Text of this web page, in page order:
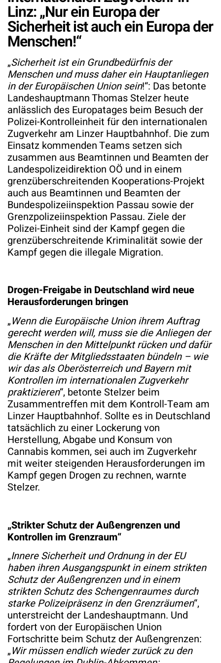
Linz: „Nur ein Europa der
Sicherheit ist auch ein Europa der
Menschen!“
„Sicherheit ist ein Grundbedürfnis der
Menschen und muss daher ein Hauptanliegen
in der Europäischen Union sein!“: Das betonte
Landeshauptmann Thomas Stelzer heute
anlässlich des Europatages beim Besuch der
Polizei-Kontrolleinheit für den internationalen
Zugverkehr am Linzer Hauptbahnhof. Die zum
Einsatz kommenden Teams setzen sich
zusammen aus Beamtinnen und Beamten der
Landespolizeidirektion OÖ und in einem
grenzüberschreitenden Kooperations-Projekt
auch aus Beamtinnen und Beamten der
Bundespolizeiinspektion Passau sowie der
Grenzpolizeiinspektion Passau. Ziele der
Polizei-Einheit sind der Kampf gegen die
grenzüberschreitende Kriminalität sowie der
Kampf gegen die illegale Migration.
Drogen-Freigabe in Deutschland wird neue
Herausforderungen bringen
„Wenn die Europäische Union ihrem Auftrag
gerecht werden will, muss sie die Anliegen der
Menschen in den Mittelpunkt rücken und dafür
die Kräfte der Mitgliedsstaaten bündeln – wie
wir das als Oberösterreich und Bayern mit
Kontrollen im internationalen Zugverkehr
praktizieren“, betonte Stelzer beim
Zusammentreffen mit dem Kontroll-Team am
Linzer Hauptbahnhof. Sollte es in Deutschland
tatsächlich zu einer Lockerung von
Herstellung, Abgabe und Konsum von
Cannabis kommen, sei auch im Zugverkehr
mit weiter steigenden Herausforderungen im
Kampf gegen Drogen zu rechnen, warnte
Stelzer.
„Strikter Schutz der Außengrenzen und
Kontrollen im Grenzraum“
„Innere Sicherheit und Ordnung in der EU
haben ihren Ausgangspunkt in einem strikten
Schutz der Außengrenzen und in einem
strikten Schutz des Schengenraumes durch
starke Polizeipräsenz in den Grenzräumen“,
unterstreicht der Landeshauptmann. Und
fordert von der Europäischen Union
Fortschritte beim Schutz der Außengrenzen:
„Wir müssen endlich wieder zurück zu den